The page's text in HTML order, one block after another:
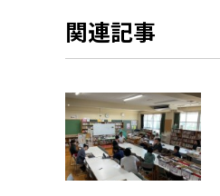
関連記事